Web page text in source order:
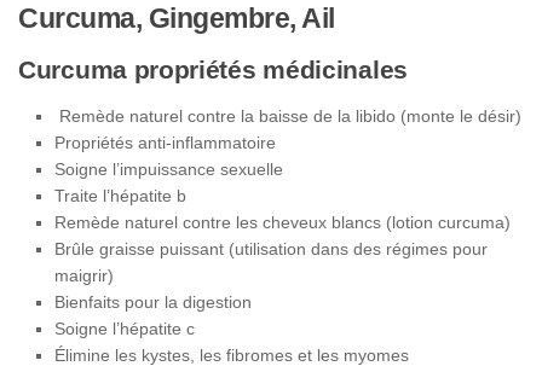
Curcuma, Gingembre, Ail
Curcuma propriétés médicinales
Remède naturel contre la baisse de la libido (monte le désir)
Propriétés anti-inflammatoire
Soigne l’impuissance sexuelle
Traite l’hépatite b
Remède naturel contre les cheveux blancs (lotion curcuma)
Brûle graisse puissant (utilisation dans des régimes pour
maigrir)
Bienfaits pour la digestion
Soigne l’hépatite c
Élimine les kystes, les fibromes et les myomes